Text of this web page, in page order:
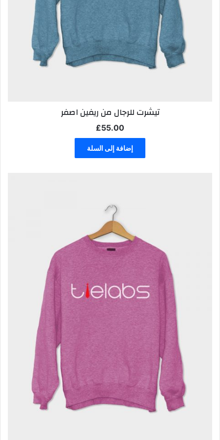
تيشرت للرجال من ريفين اصفر
£55.00
إضافة إلى السلة